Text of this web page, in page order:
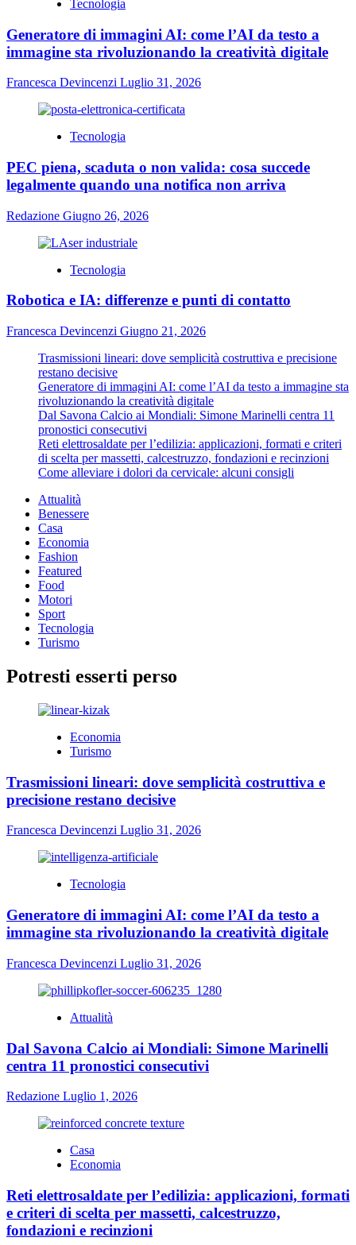
Tecnologia
Generatore di immagini AI: come l’AI da testo a
immagine sta rivoluzionando la creatività digitale
Francesca Devincenzi Luglio 31, 2026
Tecnologia
PEC piena, scaduta o non valida: cosa succede
legalmente quando una notifica non arriva
Redazione Giugno 26, 2026
Tecnologia
Robotica e IA: differenze e punti di contatto
Francesca Devincenzi Giugno 21, 2026
Trasmissioni lineari: dove semplicità costruttiva e precisione
restano decisive
Generatore di immagini AI: come l’AI da testo a immagine sta
rivoluzionando la creatività digitale
Dal Savona Calcio ai Mondiali: Simone Marinelli centra 11
pronostici consecutivi
Reti elettrosaldate per l’edilizia: applicazioni, formati e criteri
di scelta per massetti, calcestruzzo, fondazioni e recinzioni
Come alleviare i dolori da cervicale: alcuni consigli
Attualità
Benessere
Casa
Economia
Fashion
Featured
Food
Motori
Sport
Tecnologia
Turismo
Potresti esserti perso
Economia
Turismo
Trasmissioni lineari: dove semplicità costruttiva e
precisione restano decisive
Francesca Devincenzi Luglio 31, 2026
Tecnologia
Generatore di immagini AI: come l’AI da testo a
immagine sta rivoluzionando la creatività digitale
Francesca Devincenzi Luglio 31, 2026
Attualità
Dal Savona Calcio ai Mondiali: Simone Marinelli
centra 11 pronostici consecutivi
Redazione Luglio 1, 2026
Casa
Economia
Reti elettrosaldate per l’edilizia: applicazioni, formati
e criteri di scelta per massetti, calcestruzzo,
fondazioni e recinzioni